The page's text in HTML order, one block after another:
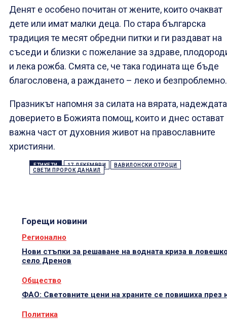
Денят е особено почитан от жените, които очакват
дете или имат малки деца. По стара българска
традиция те месят обредни питки и ги раздават на
съседи и близки с пожелание за здраве,
и лека рожба. Смята се, че така годината ще бъде
благословена, а раждането – леко и безпроблемно.
Празникът напомня за силата на вярата,
доверието в Божията помощ, които и днес остават
важна част от духовния живот на православните
християни.
ЕТИКЕТИ 17 ДЕКЕМВРИ
ВАВИЛОНСКИ ОТРОЦИ
СВЕТИ ПРОРОК ДАНАИЛ
Горещи новини
Регионално
Нови стъпки за решаване на водната криза в
село Дренов
Общество
ФАО: Световните цени на храните се повишиха през
Политика